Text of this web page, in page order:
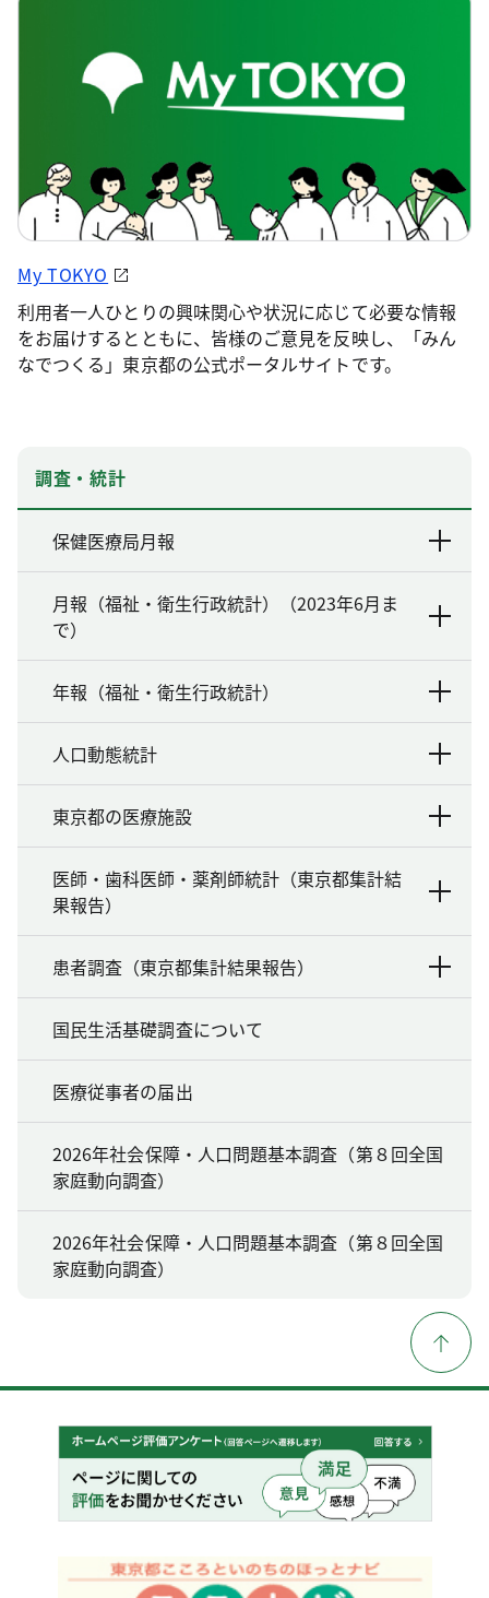
My TOKYO
利用者一人ひとりの興味関心や状況に応じて必要な情報
をお届けするとともに、皆様のご意見を反映し、「みん
なでつくる」東京都の公式ポータルサイトです。
調査・統計
保健医療局月報
月報（福祉・衛生行政統計）（2023年6月ま
で）
年報（福祉・衛生行政統計）
人口動態統計
東京都の医療施設
医師・歯科医師・薬剤師統計（東京都集計結
果報告）
患者調査（東京都集計結果報告）
国民生活基礎調査について
医療従事者の届出
2026年社会保障・人口問題基本調査（第８回全国
家庭動向調査）
2026年社会保障・人口問題基本調査（第８回全国
家庭動向調査）